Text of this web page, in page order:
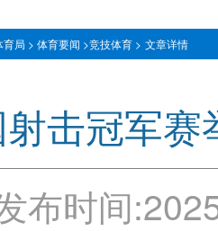
局 > 体育要闻 >竞技体育 > 文章详情
击冠军
布时间: